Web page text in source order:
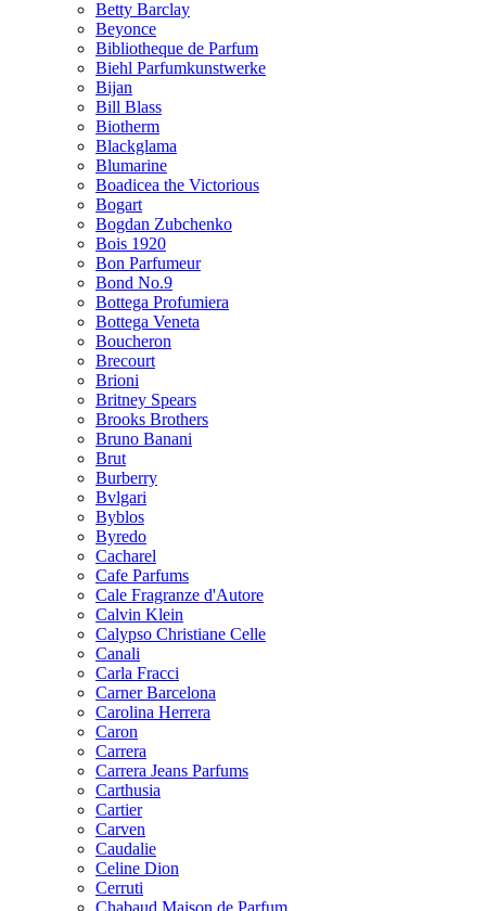
Betty Barclay
Beyonce
Bibliotheque de Parfum
Biehl Parfumkunstwerke
Bijan
Bill Blass
Biotherm
Blackglama
Blumarine
Boadicea the Victorious
Bogart
Bogdan Zubchenko
Bois 1920
Bon Parfumeur
Bond No.9
Bottega Profumiera
Bottega Veneta
Boucheron
Brecourt
Brioni
Britney Spears
Brooks Brothers
Bruno Banani
Brut
Burberry
Bvlgari
Byblos
Byredo
Cacharel
Cafe Parfums
Cale Fragranze d'Autore
Calvin Klein
Calypso Christiane Celle
Canali
Carla Fracci
Carner Barcelona
Carolina Herrera
Caron
Carrera
Carrera Jeans Parfums
Carthusia
Cartier
Carven
Caudalie
Celine Dion
Cerruti
Chabaud Maison de Parfum